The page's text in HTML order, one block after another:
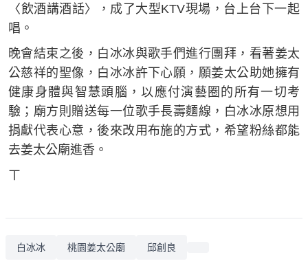
〈飲酒講酒話〉，成了大型KTV現場，台上台下一起
唱。
晚會結束之後，白冰冰與歌手們進行團拜，看著姜太
公慈祥的聖像，白冰冰許下心願，願姜太公助她擁有
健康身體與智慧頭腦，以應付演藝圈的所有一切考
驗；廟方則贈送每一位歌手長壽麵線，白冰冰原想用
捐獻代表心意，後來改用布施的方式，希望粉絲都能
去姜太公廟進香。
ㄒ
白冰冰 桃園姜太公廟 邱創良